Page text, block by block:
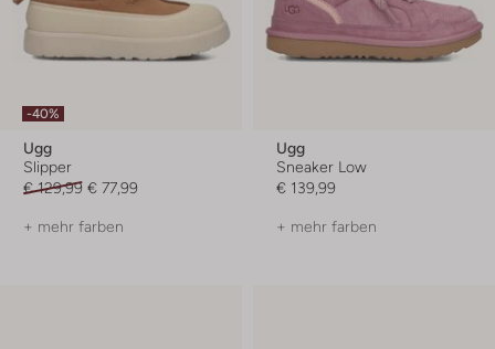
-40%
Ugg
Slipper
€ 129,99 € 77,99
+ mehr farben
Ugg
Sneaker Low
€ 139,99
+ mehr farben